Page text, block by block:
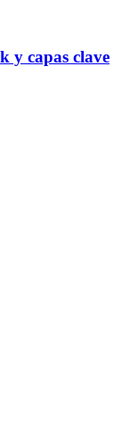
y capas clave